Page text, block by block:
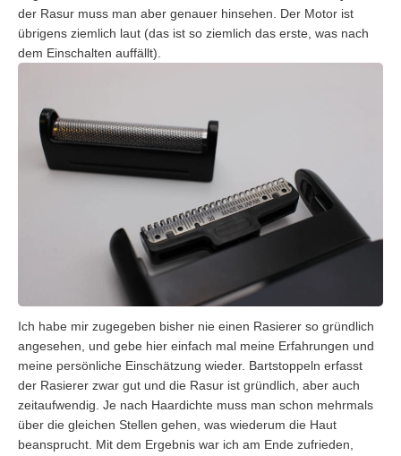
der Rasur muss man aber genauer hinsehen. Der Motor ist
übrigens ziemlich laut (das ist so ziemlich das erste, was nach
dem Einschalten auffällt).
Ich habe mir zugegeben bisher nie einen Rasierer so gründlich
angesehen, und gebe hier einfach mal meine Erfahrungen und
meine persönliche Einschätzung wieder. Bartstoppeln erfasst
der Rasierer zwar gut und die Rasur ist gründlich, aber auch
zeitaufwendig. Je nach Haardichte muss man schon mehrmals
über die gleichen Stellen gehen, was wiederum die Haut
beansprucht. Mit dem Ergebnis war ich am Ende zufrieden,